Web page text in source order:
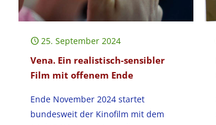
25. September 2024
Vena. Ein realistisch-sensibler
Film mit offenem Ende
Ende November 2024 startet
bundesweit der Kinofilm mit dem